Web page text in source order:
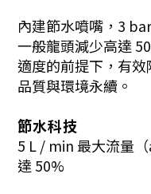
內建節水噴嘴，3
一般龍頭減少高達
適度的前提下，有
品質與環境永續。
節水科技
5 L / min 最大流量
達 50%